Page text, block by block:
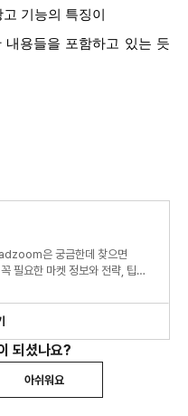
기능의 특징이
내용들을 포함하고 있는 듯
은 궁금한데 찾으면
필요한 마켓 정보와 전략, 팁에
되셨나요?
아쉬워요